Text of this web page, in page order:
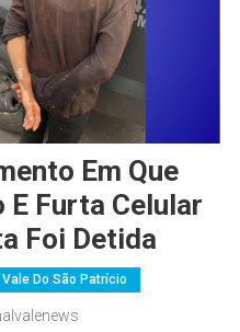
Em Que
E Furta Celular
Foi Detida
Vale Do São Patrício